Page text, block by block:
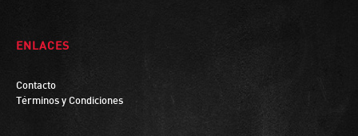
ENLACES
Contacto
Términos y Condiciones